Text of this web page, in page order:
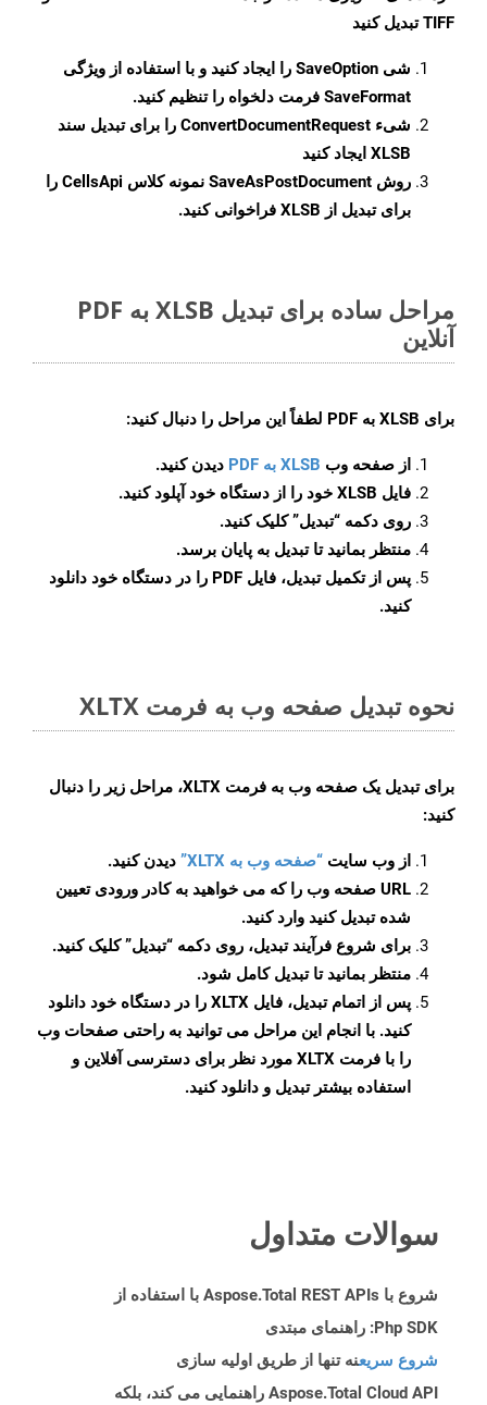
TIFF تبدیل کنید
شی SaveOption را ایجاد کنید و با استفاده از ویژگی
SaveFormat فرمت دلخواه را تنظیم کنید.
شیء ConvertDocumentRequest را برای تبدیل سند
XLSB ایجاد کنید
روش SaveAsPostDocument
نمونه کلاس CellsApi را
برای تبدیل از XLSB فراخوانی کنید.
مراحل ساده برای تبدیل XLSB به PDF
آنلاین
برای XLSB به PDF لطفاً این مراحل را دنبال کنید:
از صفحه وب XLSB به PDF
دیدن کنید.
فایل XLSB خود را از دستگاه خود آپلود کنید.
روی دکمه “تبدیل”کلیک کنید.
منتظر بمانید تا تبدیل به پایان برسد.
پس از تکمیل تبدیل، فایل PDF را در دستگاه خود دانلود
کنید.
نحوه تبدیل صفحه وب به فرمت XLTX
برای تبدیل یک صفحه وب به فرمت XLTX، مراحل زیر را دنبال
کنید:
از وب سایت “صفحه وب به XLTX”
دیدن کنید.
URL صفحه وب را که می خواهید به کادر ورودی تعیین
شده تبدیل کنید وارد کنید.
برای شروع فرآیند تبدیل، روی دکمه “تبدیل” کلیک کنید.
منتظر بمانید تا تبدیل کامل شود.
پس از اتمام تبدیل، فایل XLTX را در دستگاه خود دانلود
کنید. با انجام این مراحل می توانید به راحتی صفحات وب
را با فرمت XLTX مورد نظر برای دسترسی آفلاین و
استفاده بیشتر تبدیل و دانلود کنید.
سوالات متداول
شروع با Aspose.Total REST APIs با استفاده از
Php SDK: راهنمای مبتدی
شروع سریعنه تنها از طریق اولیه سازی
Aspose.Total Cloud API راهنمایی می کند، بلکه